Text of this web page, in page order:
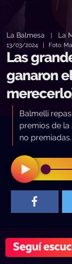
La Balmesa La
13/03/2024 | Foto:
Las
ganaron
Balmelli
premios de
no premiadas.
Seguí